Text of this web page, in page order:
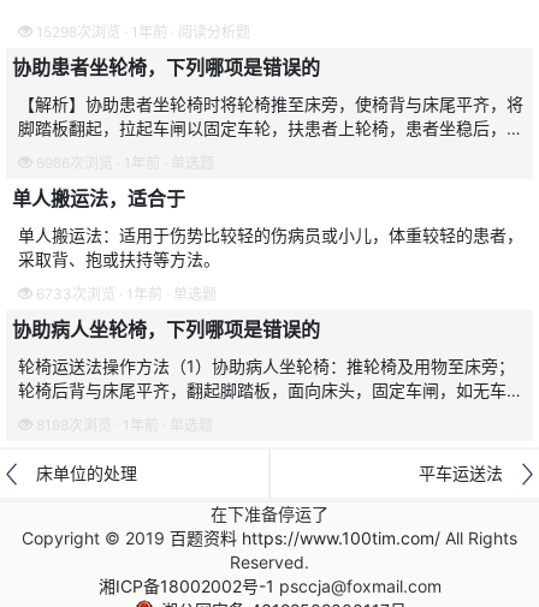
15298次浏览 · 1年前 · 阅读分析题
协助患者坐轮椅，下列哪项是错误的
【解析】协助患者坐轮椅时将轮椅推至床旁，使椅背与床尾平齐，将
脚踏板翻起，拉起车闸以固定车轮，扶患者上轮椅，患者坐稳后，翻
下脚踏板，嘱患者把脚踏在脚踏板上；嘱患者手扶轮椅扶手，尽量靠
后坐。叮嘱患者身体勿
6986次浏览 · 1年前 · 单选题
单人搬运法，适合于
单人搬运法：适用于伤势比较轻的伤病员或小儿，体重较轻的患者，
采取背、抱或扶持等方法。
6733次浏览 · 1年前 · 单选题
协助病人坐轮椅，下列哪项是错误的
轮椅运送法操作方法（1）协助病人坐轮椅：推轮椅及用物至床旁；
轮椅后背与床尾平齐，翻起脚踏板，面向床头，固定车闸，如无车
闸，护士可站在轮椅后固定轮椅；协助病人坐于轮椅上；病人坐稳
后，翻下脚踏板，嘱病人双
8198次浏览 · 1年前 · 单选题
床单位的处理
平车运送法
在下准备停运了
Copyright © 2019 百题资料 https://www.100tim.com/ All Rights
Reserved.
湘ICP备18002002号-1 psccja@foxmail.com